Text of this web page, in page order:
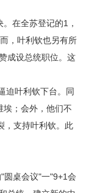
在全苏登记的1，
，叶利钦也另有所
成设总统职位。这
迫叶利钦下台。同
埃；会外，他们不
，支持叶利钦。此
桌会议"一"9+1会